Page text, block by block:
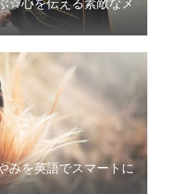
☆心を伝える素敵なメ
みを英語でスマートに